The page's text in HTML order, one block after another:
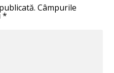
Câmpurile
*